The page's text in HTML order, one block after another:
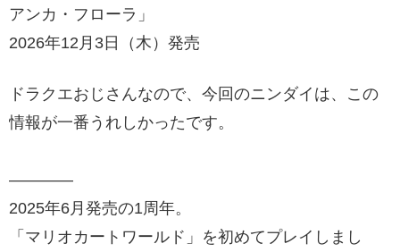
アンカ・フローラ」
2026年12月3日（木）発売
ドラクエおじさんなので、今回のニンダイは、この
情報が一番うれしかったです。
――――
2025年6月発売の1周年。
「マリオカートワールド」を初めてプレイしまし